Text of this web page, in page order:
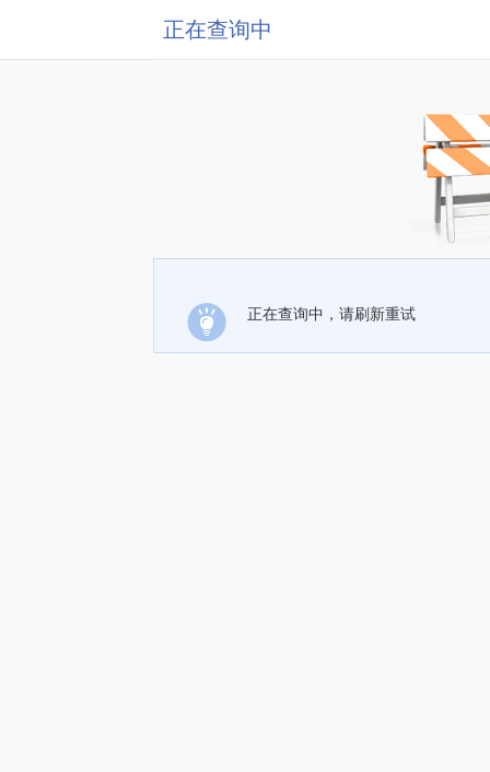
正在查询中
正在查询中，请刷新重试